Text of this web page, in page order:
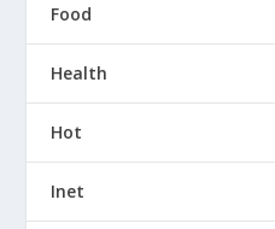
Food
Health
Hot
Inet